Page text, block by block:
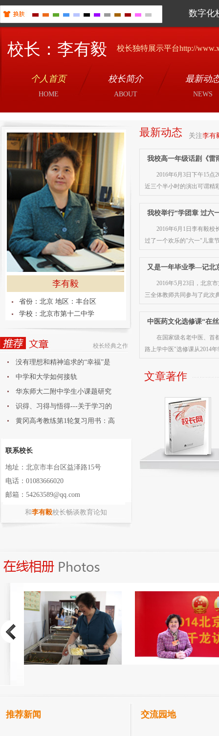
数字化
校长：李有毅 校长独特展示平台http://
个人首页 校长简介 最新动
HOME ABOUT NEWS
李有毅
省份：北京 地区：丰台区
学校：北京市第十二中学
校长经典之作
没有理想和精神追求的“幸福”是
中学和大学如何接轨
华东师大二附中学生小课题研究
论
识得、习得与悟得---关于学习的
黄冈高考教练第1轮复习用书：高
联系校长
地址：北京市丰台区益泽路15号
电话：01083666020
邮箱：54263589@qq.com
和李有毅校长畅谈教育论知
最新动态 关注李有
我校高一年级话剧《雷
2016年6月3日下午15
近三个半小时的演出可谓精
我校举行“学团章 过六
2016年6月1日李有毅校
过了一个欢乐的"六一"儿童
又是一年毕业季—记北
2016年5月23日，北京
三全体教师共同参与了此
中医药文化选修课“在
在国家级名老中医、首
路上学中医"选修课从2014
文章著作
推荐新闻 交流园地